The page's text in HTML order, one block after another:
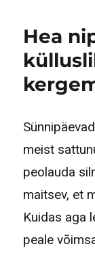
Hea
meist
peolauda
maitsev, et
Kuidas aga
peale